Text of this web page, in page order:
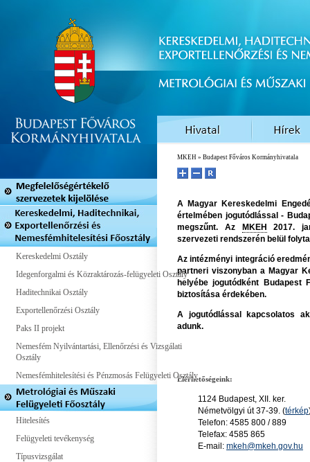
Kereskedelmi Osztály
Idegenforgalmi és Közraktározás-felügyeleti Osztály
Haditechnikai Osztály
Exportellenőrzési Osztály
Paks II projekt
Nemesfém Nyilvántartási, Ellenőrzési és Vizsgálati
Osztály
Nemesfémhitelesítési és Pénzmosás Felügyeleti Osztály
Hitelesítés
Felügyeleti tevékenység
Típusvizsgálat
MKEH » Budapest Főváros Kormányhivatala
A Magyar Kereskedelmi
értelmében jogutódlással -
megszűnt. Az
MKEH
2017.
szervezeti rendszerén belül
Az intézményi integráció
partneri viszonyban a Magyar
helyébe jogutódként Budapest
biztosítása érdekében.
A jogutódlással kapcsolatos
adunk.
Elérhetőségeink:
1124 Budapest, XII. ker.
Németvölgyi út 37-39. (térkép
Telefon: 4585 800 / 889
Telefax: 4585 865
E-mail: mkeh@mkeh.gov.hu